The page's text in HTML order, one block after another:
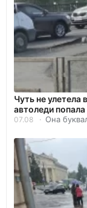
Чуть не улетела
автоледи попала
07.08 Она